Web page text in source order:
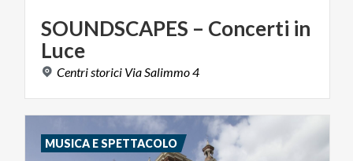
SOUNDSCAPES – Concerti in
Luce
Centri storici Via Salimmo4
MUSICA E SPETTACOLO